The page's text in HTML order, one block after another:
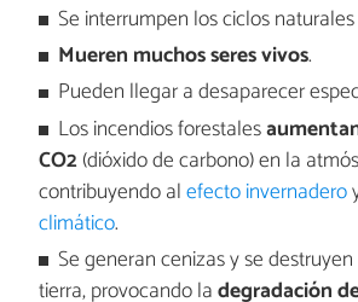
Se interrumpen los ciclos
Mueren muchos seres vivos.
Pueden llegar a desaparecer
Los incendios forestales
CO2(dióxido de carbono) en la
contribuyendo alefecto invernadero
climático.
Se generan cenizas y se
tierra, provocando ladegradación